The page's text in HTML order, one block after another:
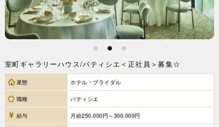
1 2 3
室町ギャラリーハウス/パティシエ＜正社員＞募集☆
業態 ホテル・ブライダル
職種 パティシエ
給与 月給250,000円～300,000円